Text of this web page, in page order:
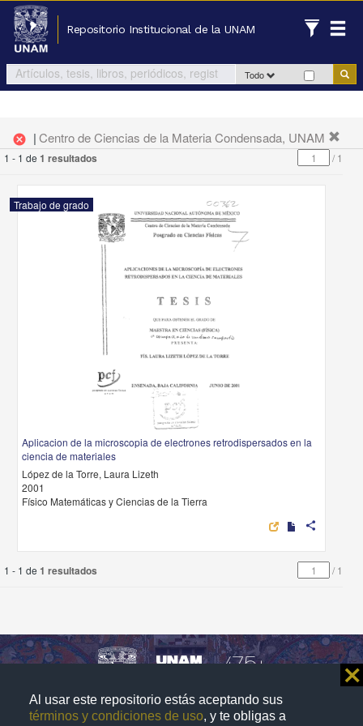
Al usar este repositorio estás aceptando sus
términos y condiciones de uso, y te obligas a
⨯
Repositorio Institucional de la UNAM
Todo
cancel |Centro de Ciencias de la Materia Condensada, UNAM
1 - 1 de 1 resultados /1
Trabajo de grado
Aplicacion de la microscopia de electrones retrodispersados en la
ciencia de materiales
López de la Torre, Laura Lizeth
2001
Físico Matemáticas y Ciencias de la Tierra
share
1 - 1 de 1 resultados /1
Repositorio Institucional de la
Universidad Nacional Autónoma de México